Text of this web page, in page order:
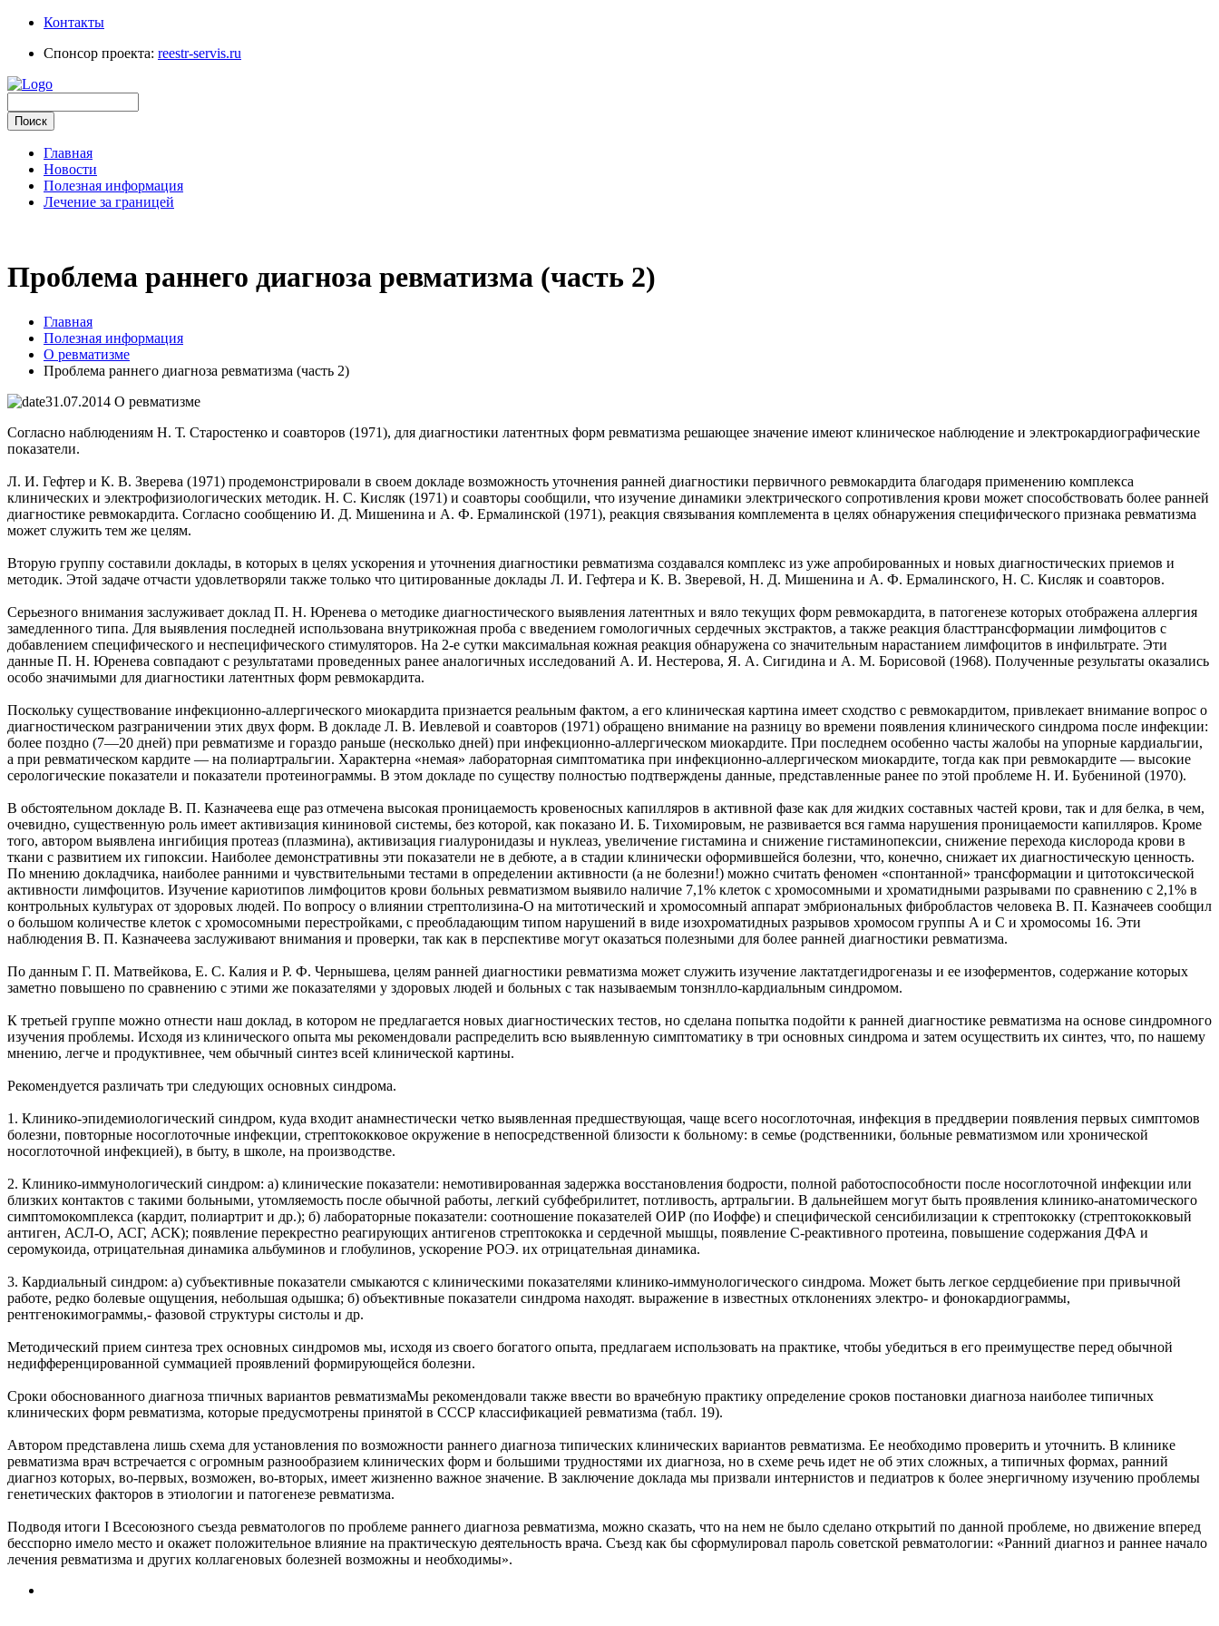
Контакты
Спонсор проекта: reestr-servis.ru
Главная
Новости
Полезная информация
Лечение за границей
Проблема раннего диагноза ревматизма (часть 2)
Главная
Полезная информация
О ревматизме
Проблема раннего диагноза ревматизма (часть 2)
31.07.2014 О ревматизме
Согласно наблюдениям Н. Т. Старостенко и соавторов (1971), для диагностики латентных форм ревматизма решающее значение имеют клиническое наблюдение и электрокардиографические
показатели.
Л. И. Гефтер и К. В. Зверева (1971) продемонстрировали в своем докладе возможность уточнения ранней диагностики первичного ревмокардита благодаря применению комплекса
клинических и электрофизиологических методик. Н. С. Кисляк (1971) и соавторы сообщили, что изучение динамики электрического сопротивления крови может способствовать более ранней
диагностике ревмокардита. Согласно сообщению И. Д. Мишенина и А. Ф. Ермалинской (1971), реакция связывания комплемента в целях обнаружения специфического признака ревматизма
может служить тем же целям.
Вторую группу составили доклады, в которых в целях ускорения и уточнения диагностики ревматизма создавался комплекс из уже апробированных и новых диагностических приемов и
методик. Этой задаче отчасти удовлетворяли также только что цитированные доклады Л. И. Гефтера и К. В. Зверевой, Н. Д. Мишенина и А. Ф. Ермалинского, Н. С. Кисляк и соавторов.
Серьезного внимания заслуживает доклад П. Н. Юренева о методике диагностического выявления латентных и вяло текущих форм ревмокардита, в патогенезе которых отображена аллергия
замедленного типа. Для выявления последней использована внутрикожная проба с введением гомологичных сердечных экстрактов, а также реакция бласттрансформации лимфоцитов с
добавлением специфического и неспецифического стимуляторов. На 2-е сутки максимальная кожная реакция обнаружена со значительным нарастанием лимфоцитов в инфильтрате. Эти
данные П. Н. Юренева совпадают с результатами проведенных ранее аналогичных исследований А. И. Нестерова, Я. А. Сигидина и А. М. Борисовой (1968). Полученные результаты оказались
особо значимыми для диагностики латентных форм ревмокардита.
Поскольку существование инфекционно-аллергического миокардита признается реальным фактом, а его клиническая картина имеет сходство с ревмокардитом, привлекает внимание вопрос о
диагностическом разграничении этих двух форм. В докладе Л. В. Иевлевой и соавторов (1971) обращено внимание на разницу во времени появления клинического синдрома после инфекции:
более поздно (7—20 дней) при ревматизме и гораздо раньше (несколько дней) при инфекционно-аллергическом миокардите. При последнем особенно часты жалобы на упорные кардиальгии,
а при ревматическом кардите — на полиартральгии. Характерна «немая» лабораторная симптоматика при инфекционно-аллергическом миокардите, тогда как при ревмокардите — высокие
серологические показатели и показатели протеинограммы. В этом докладе по существу полностью подтверждены данные, представленные ранее по этой проблеме Н. И. Бубениной (1970).
В обстоятельном докладе В. П. Казначеева еще раз отмечена высокая проницаемость кровеносных капилляров в активной фазе как для жидких составных частей крови, так и для белка, в чем,
очевидно, существенную роль имеет активизация кининовой системы, без которой, как показано И. Б. Тихомировым, не развивается вся гамма нарушения проницаемости капилляров. Кроме
того, автором выявлена ингибиция протеаз (плазмина), активизация гиалуронидазы и нуклеаз, увеличение гистамина и снижение гистаминопексии, снижение перехода кислорода крови в
ткани с развитием их гипоксии. Наиболее демонстративны эти показатели не в дебюте, а в стадии клинически оформившейся болезни, что, конечно, снижает их диагностическую ценность.
По мнению докладчика, наиболее ранними и чувствительными тестами в определении активности (а не болезни!) можно считать феномен «спонтанной» трансформации и цитотоксической
активности лимфоцитов. Изучение кариотипов лимфоцитов крови больных ревматизмом выявило наличие 7,1% клеток с хромосомными и хроматидными разрывами по сравнению с 2,1% в
контрольных культурах от здоровых людей. По вопросу о влиянии стрептолизина-О на митотический и хромосомный аппарат эмбриональных фибробластов человека В. П. Казначеев сообщил
о большом количестве клеток с хромосомными перестройками, с преобладающим типом нарушений в виде изохроматидных разрывов хромосом группы А и С и хромосомы 16. Эти
наблюдения В. П. Казначеева заслуживают внимания и проверки, так как в перспективе могут оказаться полезными для более ранней диагностики ревматизма.
По данным Г. П. Матвейкова, Е. С. Калия и Р. Ф. Чернышева, целям ранней диагностики ревматизма может служить изучение лактатдегидрогеназы и ее изоферментов, содержание которых
заметно повышено по сравнению с этими же показателями у здоровых людей и больных с так называемым тонзнлло-кардиальным синдромом.
К третьей группе можно отнести наш доклад, в котором не предлагается новых диагностических тестов, но сделана попытка подойти к ранней диагностике ревматизма на основе синдромного
изучения проблемы. Исходя из клинического опыта мы рекомендовали распределить всю выявленную симптоматику в три основных синдрома и затем осуществить их синтез, что, по нашему
мнению, легче и продуктивнее, чем обычный синтез всей клинической картины.
Рекомендуется различать три следующих основных синдрома.
1. Клинико-эпидемиологический синдром, куда входит анамнестически четко выявленная предшествующая, чаще всего носоглоточная, инфекция в преддверии появления первых симптомов
болезни, повторные носоглоточные инфекции, стрептококковое окружение в непосредственной близости к больному: в семье (родственники, больные ревматизмом или хронической
носоглоточной инфекцией), в быту, в школе, на производстве.
2. Клинико-иммунологический синдром: а) клинические показатели: немотивированная задержка восстановления бодрости, полной работоспособности после носоглоточной инфекции или
близких контактов с такими больными, утомляемость после обычной работы, легкий субфебрилитет, потливость, артральгии. В дальнейшем могут быть проявления клинико-анатомического
симптомокомплекса (кардит, полиартрит и др.); б) лабораторные показатели: соотношение показателей ОИР (по Иоффе) и специфической сенсибилизации к стрептококку (стрептококковый
антиген, АСЛ-О, АСГ, АСК); появление перекрестно реагирующих антигенов стрептококка и сердечной мышцы, появление С-реактивного протеина, повышение содержания ДФА и
серомукоида, отрицательная динамика альбуминов и глобулинов, ускорение РОЭ. их отрицательная динамика.
3. Кардиальный синдром: а) субъективные показатели смыкаются с клиническими показателями клинико-иммунологического синдрома. Может быть легкое сердцебиение при привычной
работе, редко болевые ощущения, небольшая одышка; б) объективные показатели синдрома находят. выражение в известных отклонениях электро- и фонокардиограммы,
рентгенокимограммы,- фазовой структуры систолы и др.
Методический прием синтеза трех основных синдромов мы, исходя из своего богатого опыта, предлагаем использовать на практике, чтобы убедиться в его преимуществе перед обычной
недифференцированной суммацией проявлений формирующейся болезни.
Сроки обоснованного диагноза тпичных вариантов ревматизмаМы рекомендовали также ввести во врачебную практику определение сроков постановки диагноза наиболее типичных
клинических форм ревматизма, которые предусмотрены принятой в СССР классификацией ревматизма (табл. 19).
Автором представлена лишь схема для установления по возможности раннего диагноза типических клинических вариантов ревматизма. Ее необходимо проверить и уточнить. В клинике
ревматизма врач встречается с огромным разнообразием клинических форм и большими трудностями их диагноза, но в схеме речь идет не об этих сложных, а типичных формах, ранний
диагноз которых, во-первых, возможен, во-вторых, имеет жизненно важное значение. В заключение доклада мы призвали интернистов и педиатров к более энергичному изучению проблемы
генетических факторов в этиологии и патогенезе ревматизма.
Подводя итоги I Всесоюзного съезда ревматологов по проблеме раннего диагноза ревматизма, можно сказать, что на нем не было сделано открытий по данной проблеме, но движение вперед
бесспорно имело место и окажет положительное влияние на практическую деятельность врача. Съезд как бы сформулировал пароль советской ревматологии: «Ранний диагноз и раннее начало
лечения ревматизма и других коллагеновых болезней возможны и необходимы».